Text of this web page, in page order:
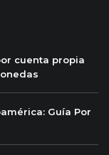
cuenta propia
Guía Por